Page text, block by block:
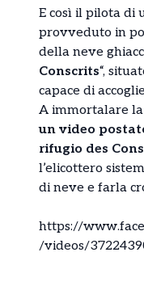
E così il pilota di
provveduto in
della neve
Conscrits“,
capace di
A immortalare
un video
rifugio des
l’elicottero
di neve e farla
https://
/videos/